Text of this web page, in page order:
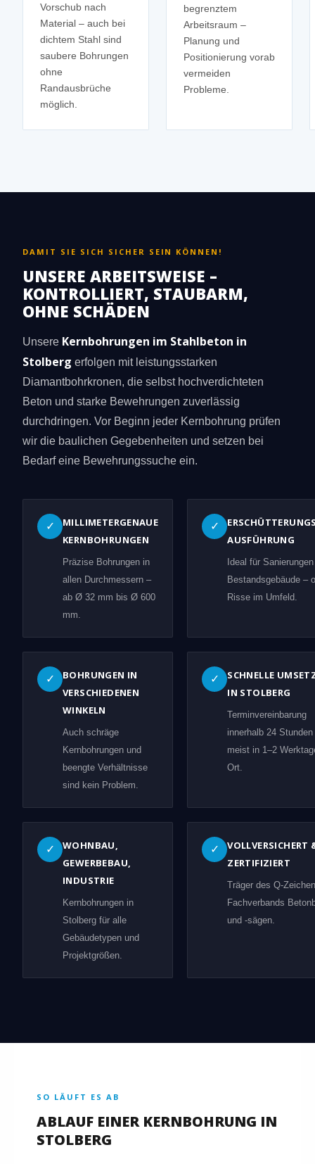
Vorschub nach
Material – auch bei
dichtem Stahl sind
saubere Bohrungen
ohne
Randausbrüche
möglich.
begrenztem
Arbeitsraum –
Planung und
Positionierung vorab
vermeiden
Probleme.
DAMIT SIE SICH SICHER SEIN KÖNNEN!
UNSERE ARBEITSWEISE –
KONTROLLIERT, STAUBARM,
OHNE SCHÄDEN
Unsere Kernbohrungen im Stahlbeton in
Stolberg erfolgen mit leistungsstarken
Diamantbohrkronen, die selbst hochverdichteten
Beton und starke Bewehrungen zuverlässig
durchdringen. Vor Beginn jeder Kernbohrung prüfen
wir die baulichen Gegebenheiten und setzen bei
Bedarf eine Bewehrungssuche ein.
✓
MILLIMETERGENAUE
KERNBOHRUNGEN
Präzise Bohrungen in
allen Durchmessern –
ab Ø 32 mm bis Ø 600
mm.
✓
AUSFÜHRUNG
Ideal für
Bestandsgebäude –
Risse im Umfeld.
✓
BOHRUNGEN IN
VERSCHIEDENEN
WINKELN
Auch schräge
Kernbohrungen und
beengte Verhältnisse
sind kein Problem.
✓
SCHNELLE
IN STOLBERG
Terminvereinbarung
innerhalb 24 Stunden
meist in 1–2
Ort.
✓
WOHNBAU,
GEWERBEBAU,
INDUSTRIE
Kernbohrungen in
Stolberg für alle
Gebäudetypen und
Projektgrößen.
✓
VOLLVERSICHERT
ZERTIFIZIERT
Träger des Q-
Fachverbands
und -sägen.
SO LÄUFT ES AB
ABLAUF EINER KERNBOHRUNG IN
STOLBERG